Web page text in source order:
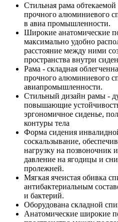
Стильная рама
прочного алюминиевого
в авиа промышленности.
Широкие анатомические
максимально удобно
расстояние между ними
пространства внутри
Рама - складная
прочного алюминиевого
авиапромышленности.
Стильный дизайн рамы -
повышающие
эргономичное сиденье,
контуры тела
Форма сидения
соскальзывание,
нагрузку на позвоночник
давление на ягодицы и
пролежней.
Мягкая ячеистая обивка
антибактериальным
и бактерий.
Оборудована складной
Анатомические широкие